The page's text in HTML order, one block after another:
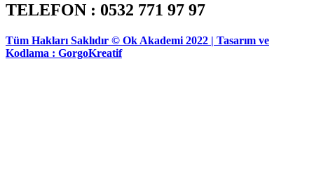
TELEFON : 0532 771 97 97
Tüm Hakları Saklıdır © Ok Akademi 2022 | Tasarım ve
Kodlama : GorgoKreatif